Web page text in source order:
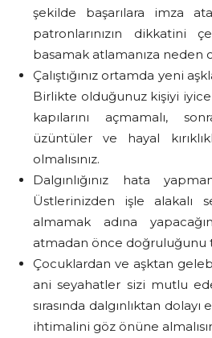
şekilde başarılara imza
patronlarınızın dikkatini
basamak atlamanıza neden
Çalıştığınız ortamda yeni
Birlikte olduğunuz kişiyi
kapılarını açmamalı,
üzüntüler ve hayal
olmalısınız.
Dalgınlığınız hata
Üstlerinizden işle alakalı
almamak adına
atmadan önce doğruluğunu
Çocuklardan ve aşktan
ani seyahatler sizi mutlu
sırasında dalgınlıktan dolayı
ihtimalini göz önüne